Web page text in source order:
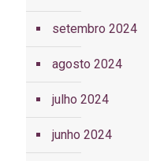
setembro 2024
agosto 2024
julho 2024
junho 2024